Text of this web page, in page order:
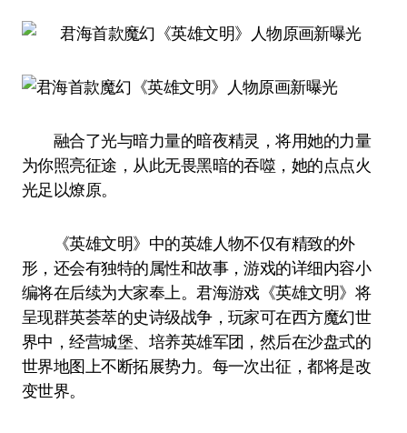
融合了光与暗力量的暗夜精灵，将用她的力量
为你照亮征途，从此无畏黑暗的吞噬，她的点点火
光足以燎原。
《英雄文明》中的英雄人物不仅有精致的外
形，还会有独特的属性和故事，游戏的详细内容小
编将在后续为大家奉上。君海游戏《英雄文明》将
呈现群英荟萃的史诗级战争，玩家可在西方魔幻世
界中，经营城堡、培养英雄军团，然后在沙盘式的
世界地图上不断拓展势力。每一次出征，都将是改
变世界。